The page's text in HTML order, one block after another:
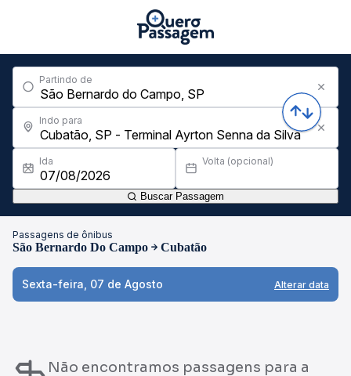
Partindo de
Indo para
Ida Volta (opcional)
Buscar Passagem
Passagens de ônibus
São Bernardo Do Campo Cubatão
Sexta-feira, 07 de Agosto Alterar data
Não encontramos passagens para a